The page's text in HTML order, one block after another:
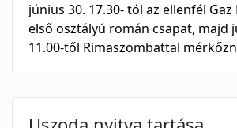
június 30. 17.30- tól az ellenfél
első osztályú román csapat, majd
11.00-től Rimaszombattal